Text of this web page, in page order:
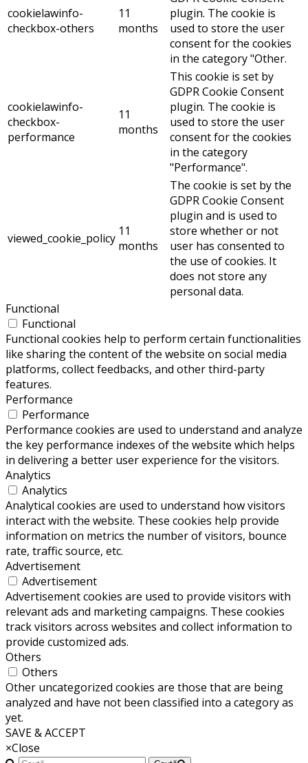
cookielawinfo-
checkbox-others
11
months
plugin. The cookie is
used to store the user
consent for the cookies
in the category "Other.
cookielawinfo-
checkbox-
performance
11
months
This cookie is set by
GDPR Cookie Consent
plugin. The cookie is
used to store the user
consent for the cookies
in the category
"Performance".
viewed_cookie_policy 11
months
The cookie is set by the
GDPR Cookie Consent
plugin and is used to
store whether or not
user has consented to
the use of cookies. It
does not store any
personal data.
Functional
Functional
Functional cookies help to perform certain functionalities
like sharing the content of the website on social media
platforms, collect feedbacks, and other third-party
features.
Performance
Performance
Performance cookies are used to understand and analyze
the key performance indexes of the website which helps
in delivering a better user experience for the visitors.
Analytics
Analytics
Analytical cookies are used to understand how visitors
interact with the website. These cookies help provide
information on metrics the number of visitors, bounce
rate, traffic source, etc.
Advertisement
Advertisement
Advertisement cookies are used to provide visitors with
relevant ads and marketing campaigns. These cookies
track visitors across websites and collect information to
provide customized ads.
Others
Others
Other uncategorized cookies are those that are being
analyzed and have not been classified into a category as
yet.
SAVE & ACCEPT
×Close